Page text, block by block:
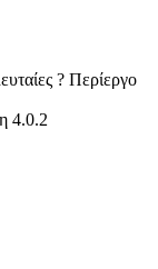
? Περίεργο
4.0.2